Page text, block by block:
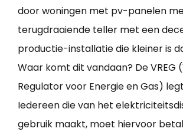
door woningen met pv-panelen
terugdraaiende teller met een
productie-installatie die kleiner is
Waar komt dit vandaan? De VREG
Regulator voor Energie en Gas)
Iedereen die van het
gebruik maakt, moet hiervoor